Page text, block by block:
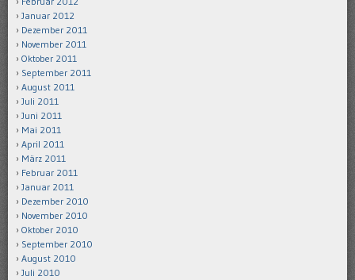
Januar 2012
Dezember 2011
November 2011
Oktober 2011
September 2011
August 2011
Juli 2011
Juni 2011
Mai 2011
April 2011
März 2011
Februar 2011
Januar 2011
Dezember 2010
November 2010
Oktober 2010
September 2010
August 2010
Juli 2010